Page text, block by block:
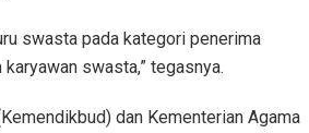
swasta pada kategori penerima
swasta,” tegasnya.
dan Kementerian Agama